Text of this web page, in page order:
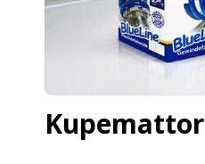
Kupemattor